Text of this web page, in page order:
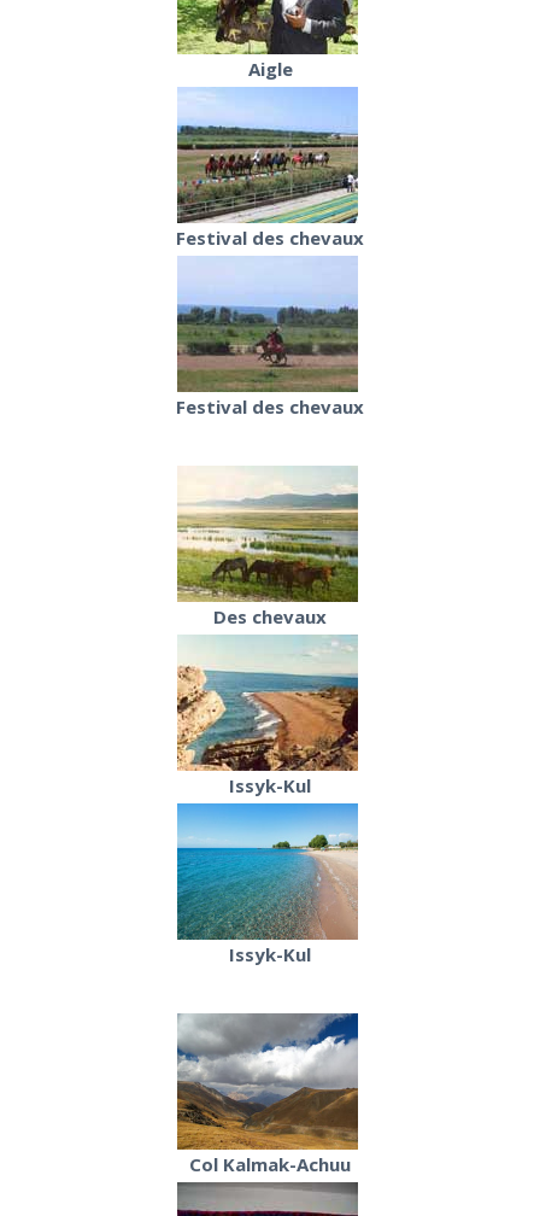
Aigle
Festival des chevaux
Festival des chevaux
Des chevaux
Issyk-Kul
Issyk-Kul
Col Kalmak-Achuu